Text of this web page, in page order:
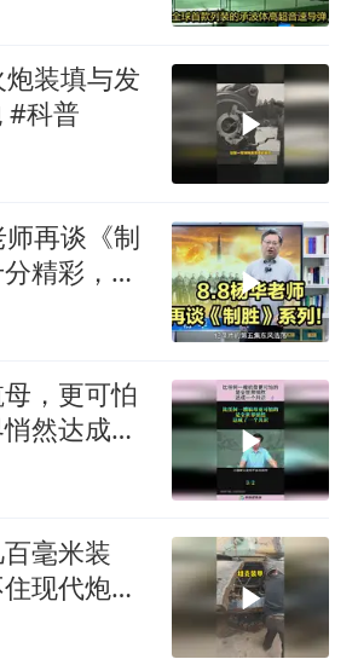
装填与发
#科普
再谈《制
精彩，都
，更可怕
然达成一
毫米装
现代炮